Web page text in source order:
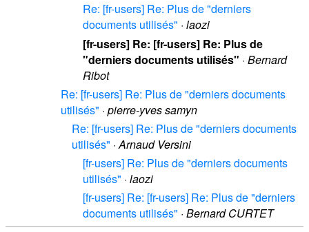
Re: [fr-users] Re: Plus de "derniers
documents utilisés" · laozi
[fr-users] Re: [fr-users] Re: Plus de
"derniers documents utilisés" · Bernard
Ribot
Re: [fr-users] Re: Plus de "derniers documents
utilisés" · pierre-yves samyn
Re: [fr-users] Re: Plus de "derniers documents
utilisés" ·Arnaud Versini
[fr-users] Re: Plus de "derniers documents
utilisés" · laozi
[fr-users] Re: [fr-users] Re: Plus de "derniers
documents utilisés" · Bernard CURTET